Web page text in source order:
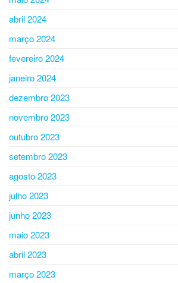
abril 2024
março 2024
fevereiro 2024
janeiro 2024
dezembro 2023
novembro 2023
outubro 2023
setembro 2023
agosto 2023
julho 2023
junho 2023
maio 2023
abril 2023
março 2023